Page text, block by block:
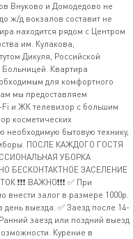
Внуково и Домодедово не
ж/д вокзалов составит не
находится рядом с Центром
им. Кулакова,
Дикуля, Российской
Квартира
для комфортного
мы предоставляем
Fi и ЖК телевизор с большим
косметических
необходимую бытовую технику,
ПОСЛЕ КАЖДОГО ГОСТЯ
УБОРКА
БЕСКОНТАКТНОЕ ЗАСЕЛЕНИЕ
ВАЖНО❗️❗️❗️ ✅ При
внести залог в размере 1000р.
выезда. ✅ Заезд после 14-
заезд или поздний выезд
Курение в